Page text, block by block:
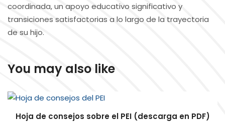
coordinada, un apoyo educativo significativo y
transiciones satisfactorias a lo largo de la trayectoria
de su hijo.
You may also like
Hoja de consejos sobre el PEI (descarga en PDF)